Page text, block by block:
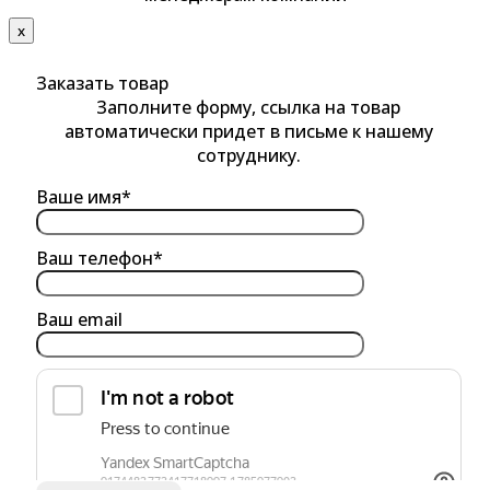
х
Заказать товар
Заполните форму, ссылка на товар
автоматически придет в письме к нашему
сотруднику.
Ваше имя*
Ваш телефон*
Ваш email
Я согласен наобработку персональных данных